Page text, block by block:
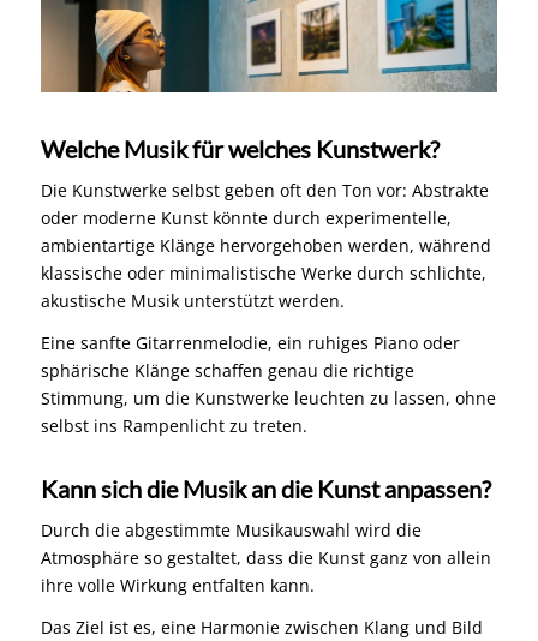
Welche Musik für welches Kunstwerk?
Die Kunstwerke selbst geben oft den Ton vor: Abstrakte
oder moderne Kunst könnte durch experimentelle,
ambientartige Klänge hervorgehoben werden, während
klassische oder minimalistische Werke durch schlichte,
akustische Musik unterstützt werden.
Eine sanfte Gitarrenmelodie, ein ruhiges Piano oder
sphärische Klänge schaffen genau die richtige
Stimmung, um die Kunstwerke leuchten zu lassen, ohne
selbst ins Rampenlicht zu treten.
Kann sich die Musik an die Kunst anpassen?
Durch die abgestimmte Musikauswahl wird die
Atmosphäre so gestaltet, dass die Kunst ganz von allein
ihre volle Wirkung entfalten kann.
Das Ziel ist es, eine Harmonie zwischen Klang und Bild